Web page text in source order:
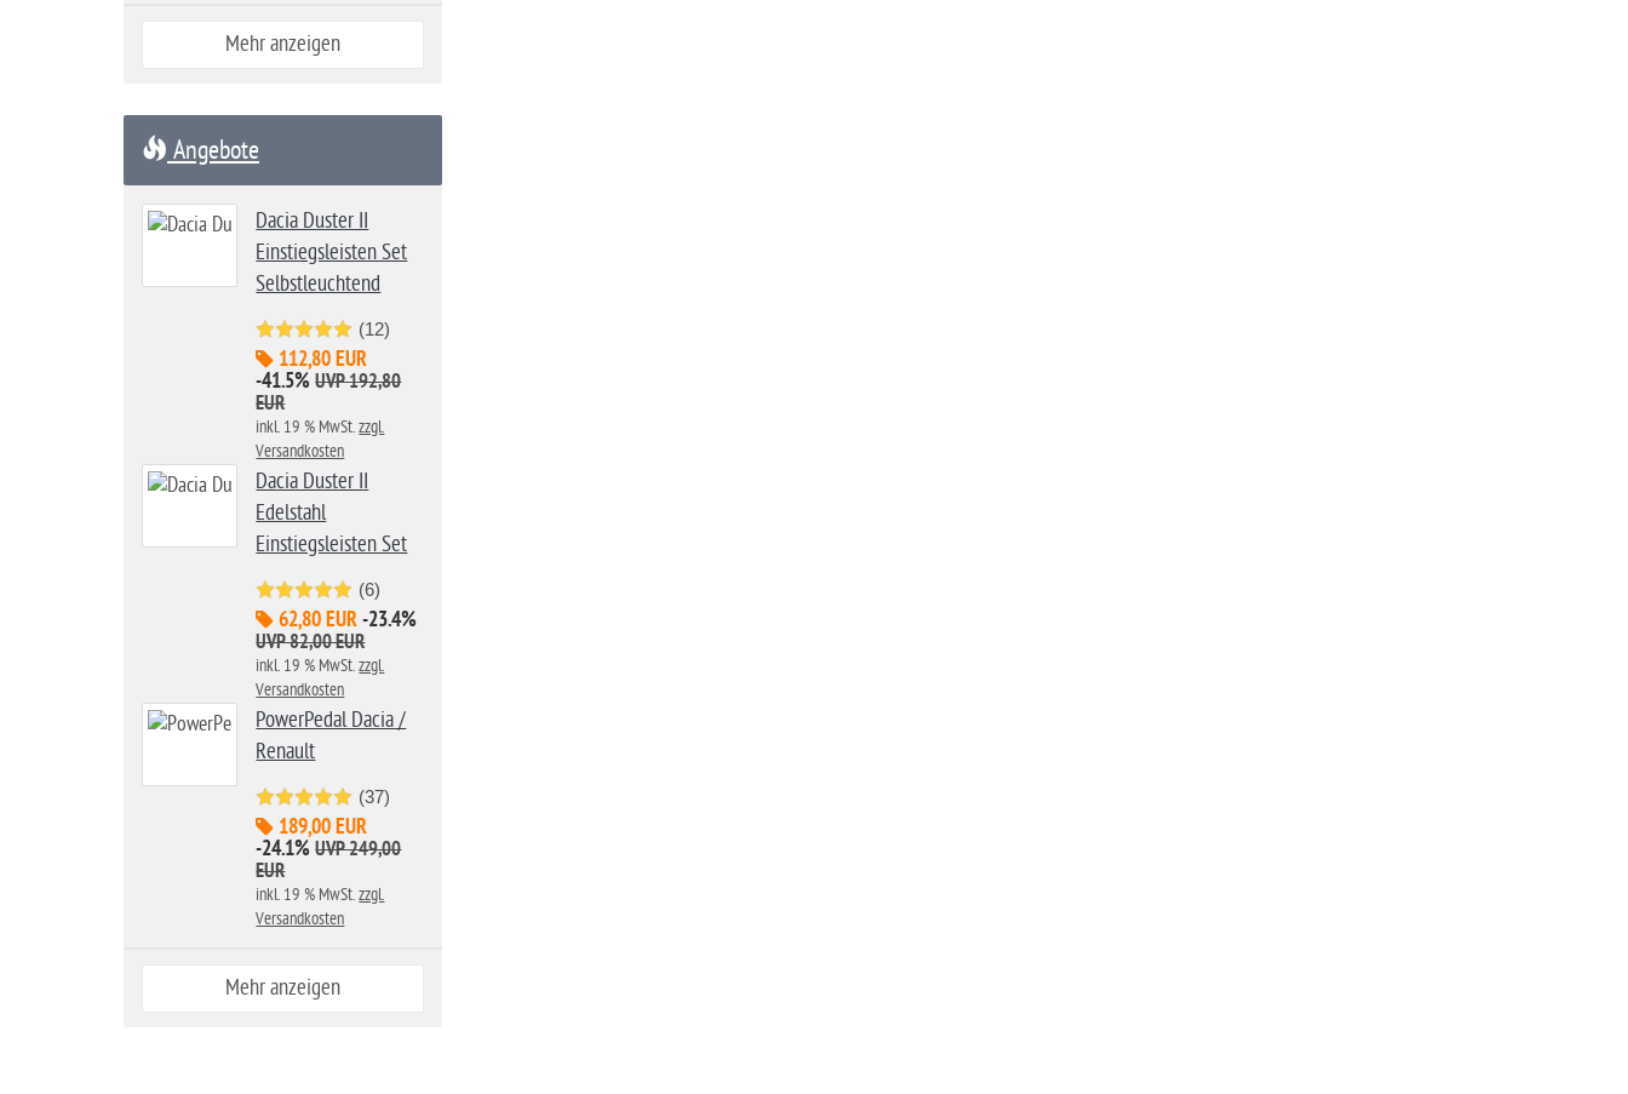
Mehr anzeigen
Angebote
Dacia Duster II
Einstiegsleisten Set
Selbstleuchtend
(12)
112,80 EUR
-41.5% UVP 192,80
EUR
inkl. 19 % MwSt.zzgl.
Versandkosten
Dacia Duster II
Edelstahl
Einstiegsleisten Set
(6)
62,80 EUR-23.4%
UVP 82,00 EUR
inkl. 19 % MwSt.zzgl.
Versandkosten
PowerPedal Dacia /
Renault
(37)
189,00 EUR
-24.1% UVP 249,00
EUR
inkl. 19 % MwSt.zzgl.
Versandkosten
Mehr anzeigen